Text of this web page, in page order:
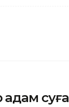
адам суға